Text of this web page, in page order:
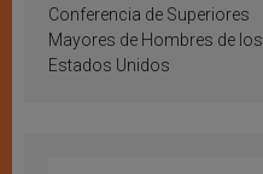
Conferencia de Superiores
Mayores de Hombres de los
Estados Unidos